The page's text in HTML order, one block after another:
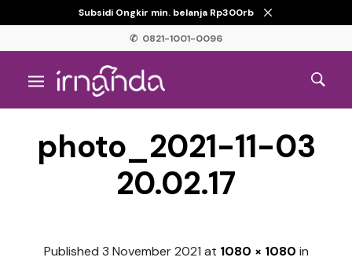
Subsidi Ongkir min. belanja Rp300rb
✆ 0821-1001-0096
photo_2021-11-03
20.02.17
Published 3 November 2021 at 1080 × 1080 in